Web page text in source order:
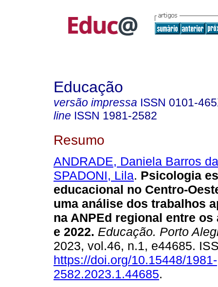
Educação
versão impressa ISSN 0101-
line ISSN 1981-2582
Resumo
ANDRADE, Daniela Barros
SPADONI, Lila. Psicologia
educacional no Centro-
uma análise dos trabalhos
na ANPEd regional entre os
e 2022. Educação. Porto
2023, vol.46, n.1, e44685.
https://doi.org/10.15448/1981-
2582.2023.1.44685.